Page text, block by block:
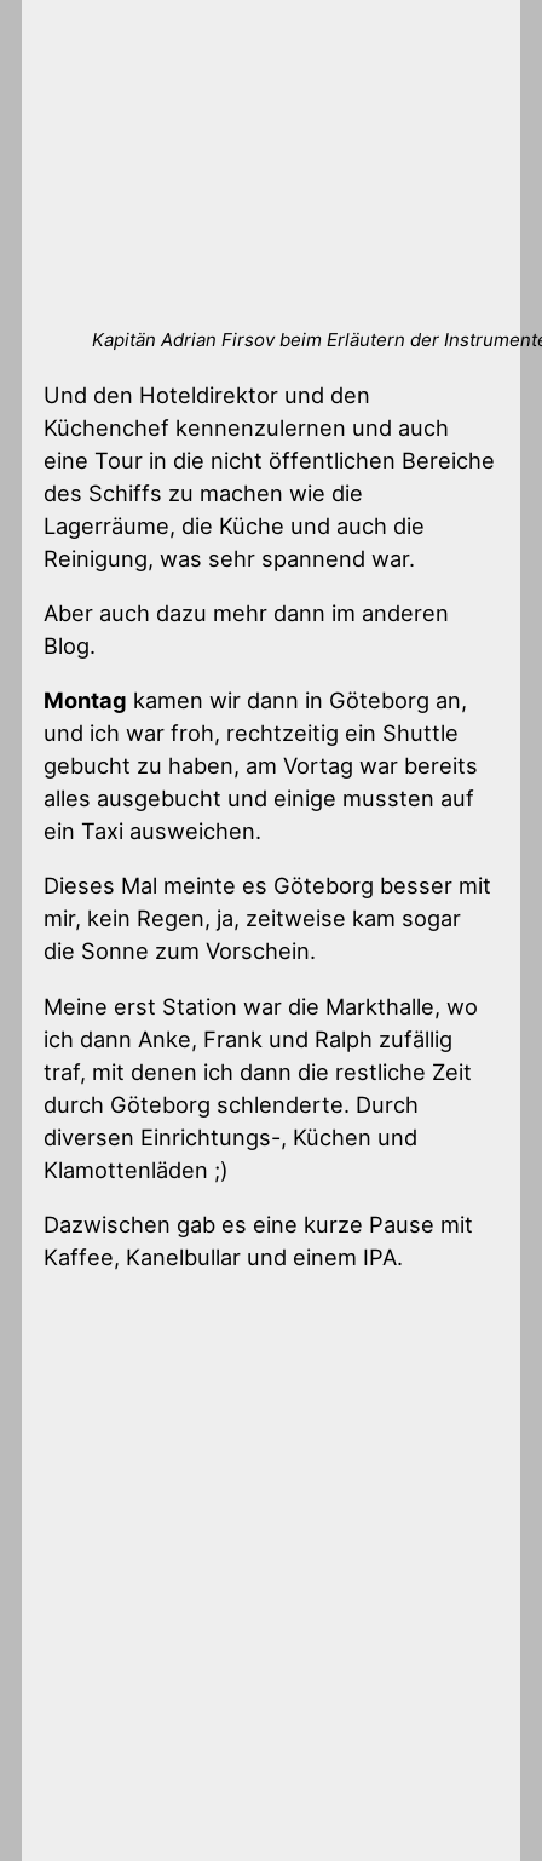
Kapitän Adrian Firsov beim Erläutern der
Und den Hoteldirektor und den
Küchenchef kennenzulernen und auch
eine Tour in die nicht öffentlichen Bereiche
des Schiffs zu machen wie die
Lagerräume, die Küche und auch die
Reinigung, was sehr spannend war.
Aber auch dazu mehr dann im anderen
Blog.
Montag kamen wir dann in Göteborg an,
und ich war froh, rechtzeitig ein Shuttle
gebucht zu haben, am Vortag war bereits
alles ausgebucht und einige mussten auf
ein Taxi ausweichen.
Dieses Mal meinte es Göteborg besser mit
mir, kein Regen, ja, zeitweise kam sogar
die Sonne zum Vorschein.
Meine erst Station war die Markthalle, wo
ich dann Anke, Frank und Ralph zufällig
traf, mit denen ich dann die restliche Zeit
durch Göteborg schlenderte. Durch
diversen Einrichtungs-, Küchen und
Klamottenläden ;)
Dazwischen gab es eine kurze Pause mit
Kaffee, Kanelbullar und einem IPA.